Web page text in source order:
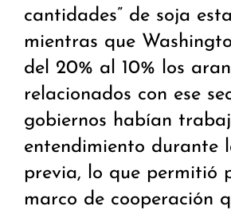
cantidades” de soja
mientras que
del 20% al 10% los
relacionados con ese
gobiernos habían
entendimiento durante
previa, lo que permitió
marco de cooperación